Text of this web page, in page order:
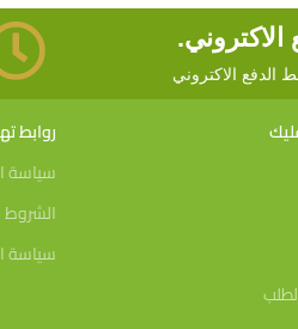
الاكتروني.
الدفع الاكتروني
روابط
سياسة
الشروط
سياسة